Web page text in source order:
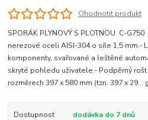
Ohodnotit produkt
SPORÁK PLYNOVÝ S PLOTNOU C-
nerezové oceli AISI-304 o síle 1,5 mm.-
komponenty, svařované a leštěné
skryté pohledu uživatele.- Podpěrný
rozměrech 397 x 580 mm (tzn. 397 x 29...
Dostupnost dodávka do 7 dnů